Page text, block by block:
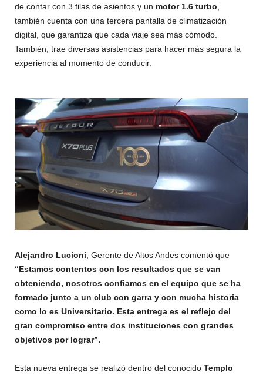
de contar con 3 filas de asientos y un motor 1.6 turbo
también cuenta con una tercera pantalla de climatización
digital, que garantiza que cada viaje sea más cómodo.
También, trae diversas asistencias para hacer más segura la
experiencia al momento de conducir.
Alejandro Lucioni , Gerente de Altos Andes comentó que
“Estamos contentos con los resultados que se van
obteniendo, nosotros confiamos en el equipo que se ha
formado junto a un club con garra y con mucha historia
como lo es Universitario. Esta entrega es el reflejo del
gran compromiso entre dos instituciones con grandes
objetivos por lograr”.
Esta nueva entrega se realizó dentro del conocido Templo